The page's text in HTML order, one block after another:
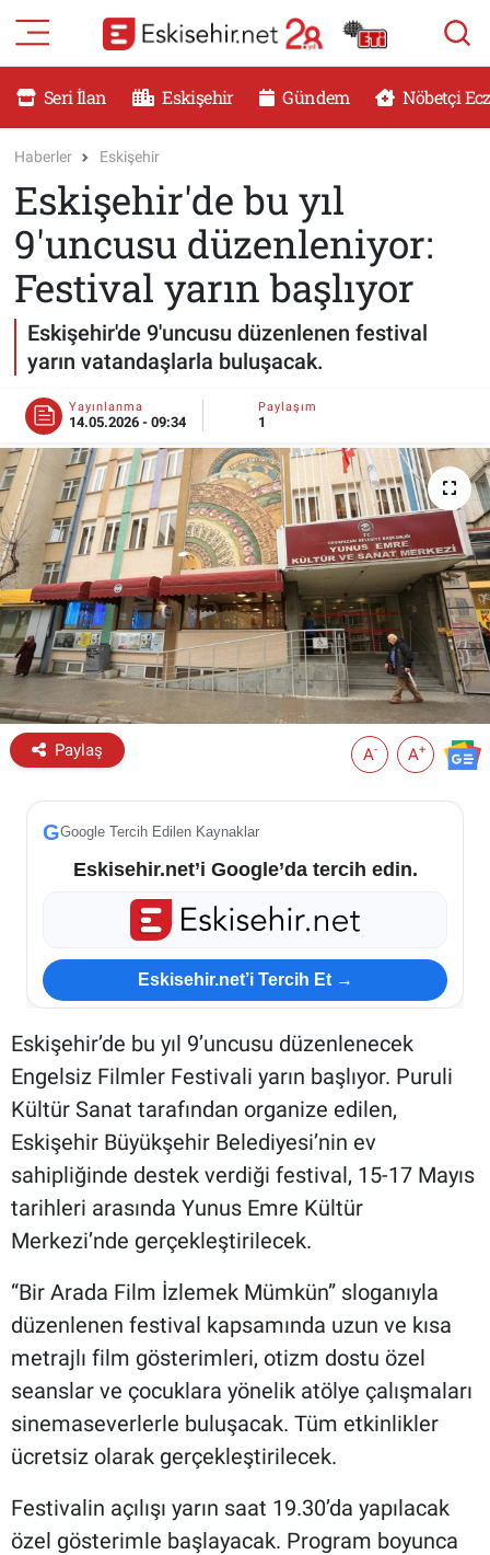
Seri İlan Eskişehir Gündem Nöbetçi
Haberler Eskişehir
Eskişehir'de bu yıl
9'uncusu düzenleniyor:
Festival yarın başlıyor
Eskişehir'de 9'uncusu düzenlenen festival
yarın vatandaşlarla buluşacak.
Yayınlanma
14.05.2026 - 09:34
Paylaşım
1
Paylaş A- A+
GGoogle Tercih Edilen Kaynaklar
Eskisehir.net’i Google’da tercih edin.
Eskisehir.net’i Tercih Et →
Eskişehir’de bu yıl 9’uncusu düzenlenecek
Engelsiz Filmler Festivali yarın başlıyor. Puruli
Kültür Sanat tarafından organize edilen,
Eskişehir Büyükşehir Belediyesi’nin ev
sahipliğinde destek verdiği festival, 15-17 Mayıs
tarihleri arasında Yunus Emre Kültür
Merkezi’nde gerçekleştirilecek.
“Bir Arada Film İzlemek Mümkün” sloganıyla
düzenlenen festival kapsamında uzun ve kısa
metrajlı film gösterimleri, otizm dostu özel
seanslar ve çocuklara yönelik atölye çalışmaları
sinemaseverlerle buluşacak. Tüm etkinlikler
ücretsiz olarak gerçekleştirilecek.
Festivalin açılışı yarın saat 19.30’da yapılacak
özel gösterimle başlayacak. Program boyunca
RESMİ İLANLAR
DÜNYA
SAĞLIK
MAGAZİN
KADIN
TEKNOLOJİ
YEMEK
ESKİŞEHİR NÖBETÇİ ECZANELER
Eskişehir Haber İçerikleri
Eskişehir Hava Durumu
Eskişehir Tramvay Saatleri
Eskişehir Otobüs Saatleri
Eskişehir Nöbetçi Eczaneler
Eskişehir Namaz Vakitleri
Eskişehir Trafik Yoğunluk Haritası
Süper Lig Puan Durumu ve Fikstür
Tüm Manşetler
Son Dakika Haberleri
Haber Arşivi